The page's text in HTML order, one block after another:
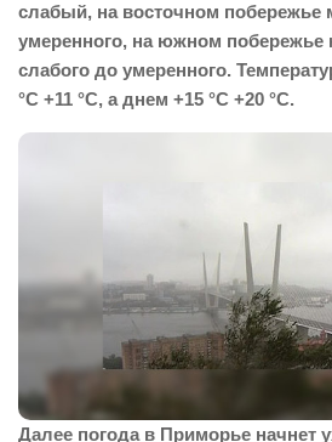
слабый, на восточном побережье
умеренного, на южном побережье
слабого до умеренного.
°С +11 °С, а днем +15 °С +20 °С.
Далее погода в Приморье начнет